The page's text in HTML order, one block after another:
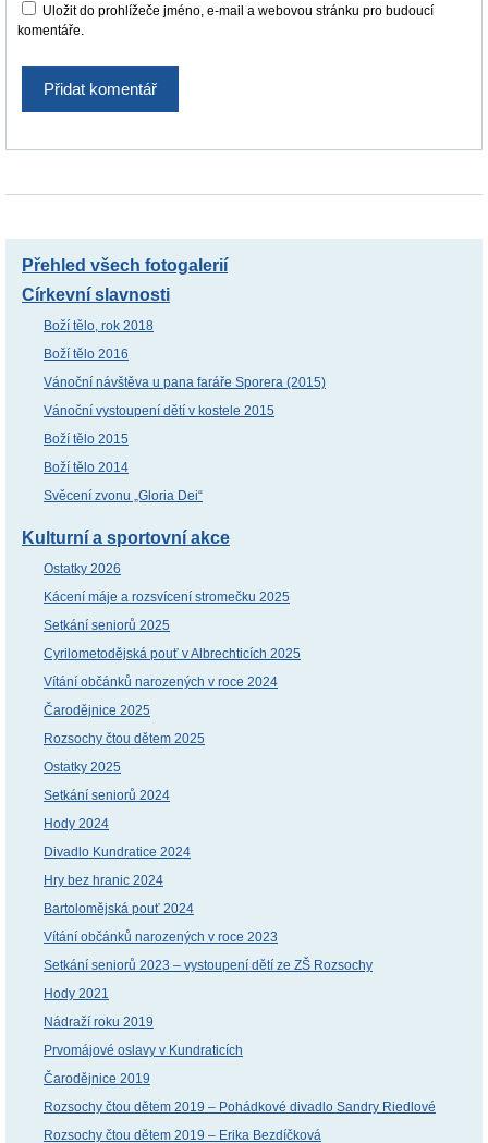
Uložit do prohlížeče jméno, e-mail a webovou stránku pro budoucí
komentáře.
Přehled všech fotogalerií
Církevní slavnosti
Boží tělo, rok 2018
Boží tělo 2016
Vánoční návštěva u pana faráře Sporera (2015)
Vánoční vystoupení dětí v kostele 2015
Boží tělo 2015
Boží tělo 2014
Svěcení zvonu „Gloria Dei“
Kulturní a sportovní akce
Ostatky 2026
Kácení máje a rozsvícení stromečku 2025
Setkání seniorů 2025
Cyrilometodějská pouť v Albrechticích 2025
Vítání občánků narozených v roce 2024
Čarodějnice 2025
Rozsochy čtou dětem 2025
Ostatky 2025
Setkání seniorů 2024
Hody 2024
Divadlo Kundratice 2024
Hry bez hranic 2024
Bartolomějská pouť 2024
Vítání občánků narozených v roce 2023
Setkání seniorů 2023 – vystoupení dětí ze ZŠ Rozsochy
Hody 2021
Nádraží roku 2019
Prvomájové oslavy v Kundraticích
Čarodějnice 2019
Rozsochy čtou dětem 2019 – Pohádkové divadlo Sandry Riedlové
Rozsochy čtou dětem 2019 – Erika Bezdíčková